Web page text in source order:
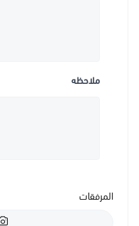
ملاحظه
المرفقات